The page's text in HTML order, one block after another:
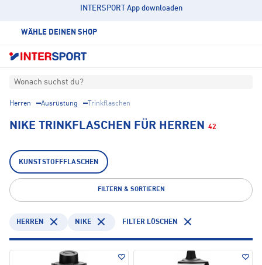
INTERSPORT App downloaden
WÄHLE DEINEN SHOP
Wonach suchst du?
Herren Ausrüstung Trinkflaschen
NIKE TRINKFLASCHEN FÜR HERREN 42
KUNSTSTOFFFLASCHEN
FILTERN & SORTIEREN
HERREN NIKE FILTER LÖSCHEN